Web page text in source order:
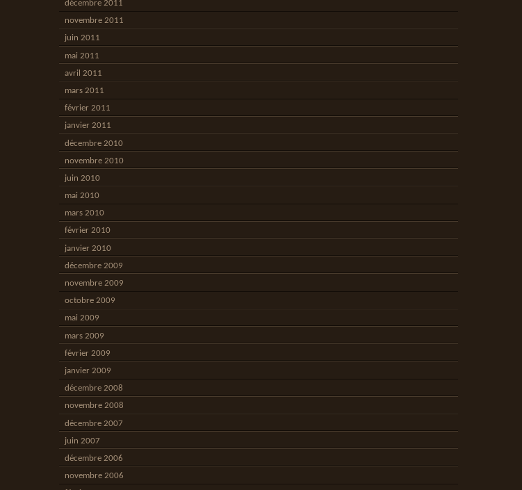
décembre 2011
novembre 2011
juin 2011
mai 2011
avril 2011
mars 2011
février 2011
janvier 2011
décembre 2010
novembre 2010
juin 2010
mai 2010
mars 2010
février 2010
janvier 2010
décembre 2009
novembre 2009
octobre 2009
mai 2009
mars 2009
février 2009
janvier 2009
décembre 2008
novembre 2008
décembre 2007
juin 2007
décembre 2006
novembre 2006